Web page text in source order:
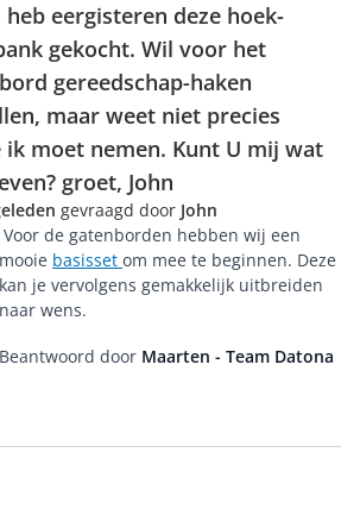
heb eergisteren deze hoek-
gekocht. Wil voor het
gereedschap-haken
maar weet niet precies
ik moet nemen. Kunt U mij wat
groet, John
gevraagd door John
Voor de gatenborden hebben wij een
mooie basisset om mee te beginnen. Deze
kan je vervolgens gemakkelijk uitbreiden
naar wens.
Beantwoord door Maarten - Team Datona